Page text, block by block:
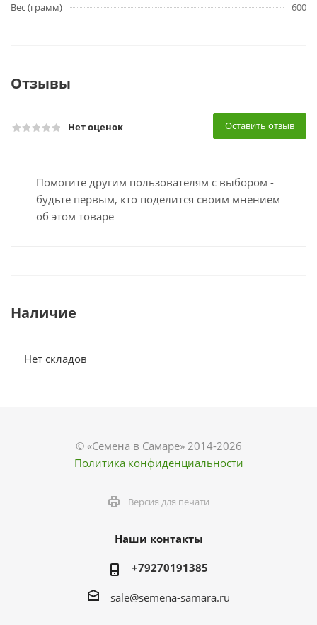
Вес (грамм)
600
Отзывы
Нет оценок Оставить отзыв
Помогите другим пользователям с выбором -
будьте первым, кто поделится своим мнением
об этом товаре
Наличие
Нет складов
© «Семена в Самаре» 2014-2026
Политика конфиденциальности
Версия для печати
Наши контакты
+79270191385
sale@semena-samara.ru